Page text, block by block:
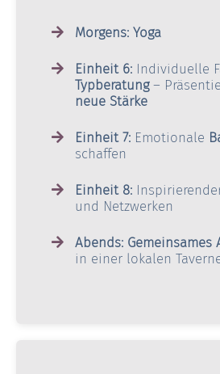
Morgens: Yoga
Einheit 6:Individuelle
Typberatung–
neue Stärke
Einheit 7:Emotionale
schaffen
Einheit 8:
und Netzwerken
Abends: Gemeinsames
in einer lokalen